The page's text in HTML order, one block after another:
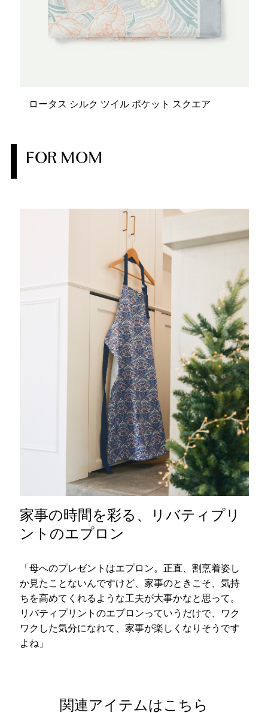
ロータス シルク ツイル ポケット スクエア
FOR MOM
家事の時間を彩る、リバティプリ
ントのエプロン
「母へのプレゼントはエプロン。正直、割烹着姿し
か見たことないんですけど、家事のときこそ、気持
ちを高めてくれるような工夫が大事かなと思って。
リバティプリントのエプロンっていうだけで、ワク
ワクした気分になれて、家事が楽しくなりそうです
よね」
関連アイテムはこちら